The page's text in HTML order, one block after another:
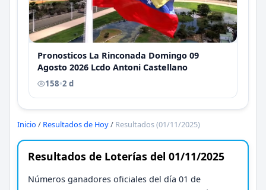
Pronosticos La Rinconada Domingo 09
Agosto 2026 Lcdo Antoni Castellano
158•2 d
Inicio / Resultados de Hoy/ Resultados (01/11/2025)
Resultados de Loterías del 01/11/2025
Números ganadores oficiales del día 01 de